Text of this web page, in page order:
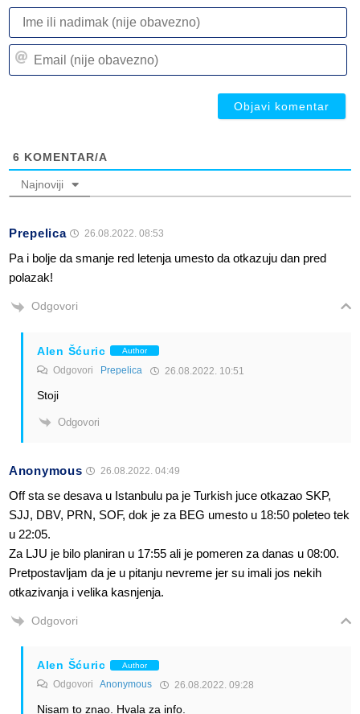
6 KOMENTAR/A
Najnoviji
Prepelica 26.08.2022. 08:53
Pa i bolje da smanje red letenja umesto da otkazuju dan pred
polazak!
Odgovori
Alen Šćuric Author
Odgovori Prepelica 26.08.2022. 10:51
Stoji
Odgovori
Anonymous 26.08.2022. 04:49
Off sta se desava u Istanbulu pa je Turkish juce otkazao SKP,
SJJ, DBV, PRN, SOF, dok je za BEG umesto u 18:50 poleteo tek
u 22:05.
Za LJU je bilo planiran u 17:55 ali je pomeren za danas u 08:00.
Pretpostavljam da je u pitanju nevreme jer su imali jos nekih
otkazivanja i velika kasnjenja.
Odgovori
Alen Šćuric Author
Odgovori Anonymous 26.08.2022. 09:28
Nisam to znao. Hvala za info.